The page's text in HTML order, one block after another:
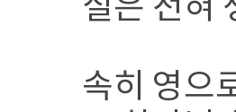
실은 전혀
속히 영으